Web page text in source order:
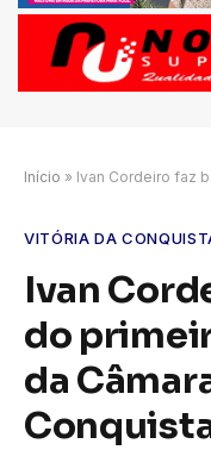
Início » Ivan Cordeiro faz balanço
VITÓRIA DA
Ivan
do
da